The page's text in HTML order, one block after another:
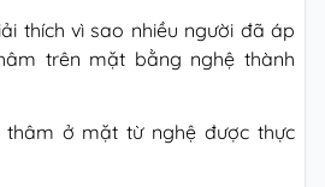
thích vì sao nhiều người đã áp
trên mặt bằng nghệ thành
ở mặt từ nghệ được thực